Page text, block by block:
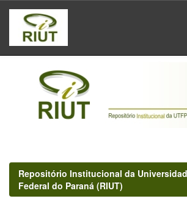
Skip
navigation
Repositório Institucional da
Federal do Paraná (RIUT)